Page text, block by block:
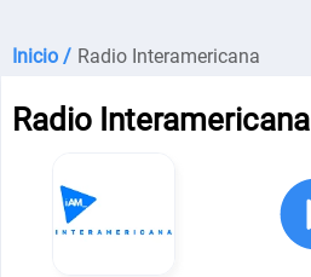
Inicio / Radio Interamericana
Radio Interamericana